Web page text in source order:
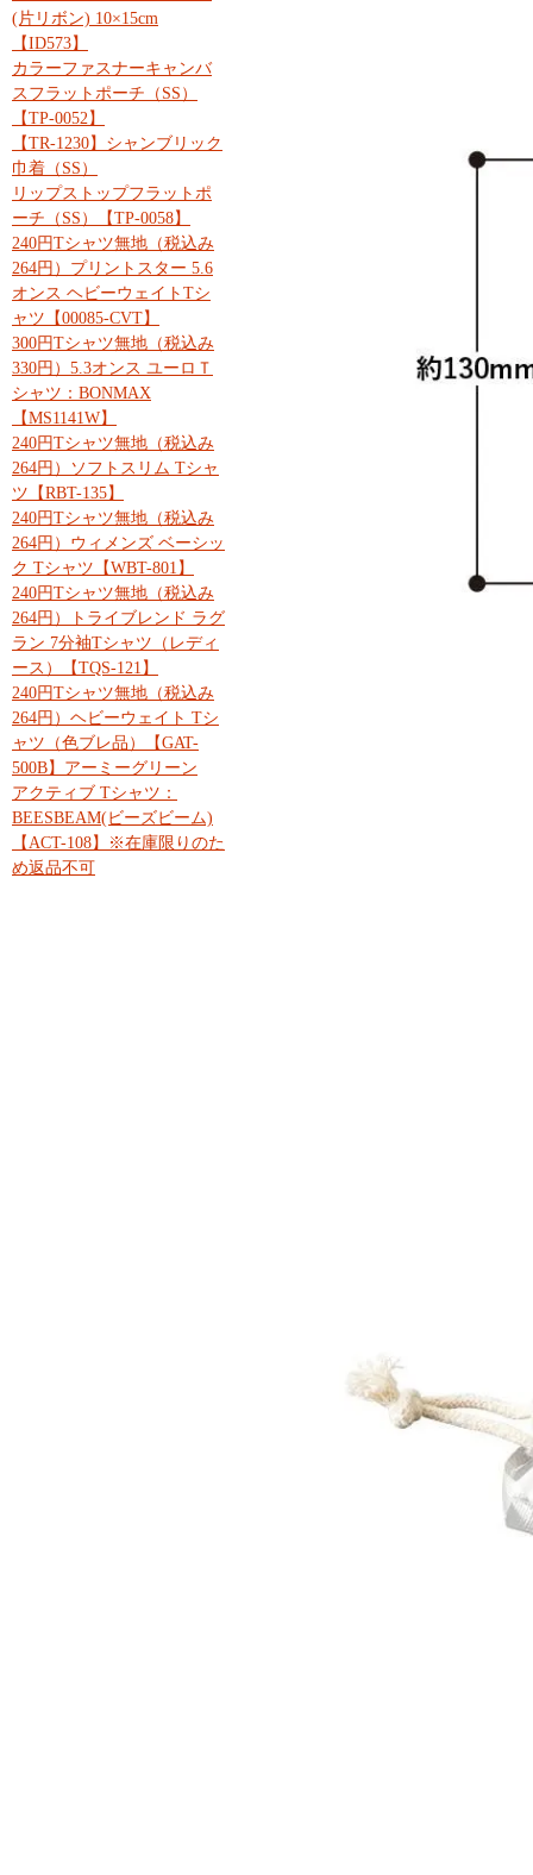
(片リボン) 10×15cm
【ID573】
カラーファスナーキャンバ
スフラットポーチ（SS）
【TP-0052】
【TR-1230】シャンブリック
巾着（SS）
リップストップフラットポ
ーチ（SS）【TP-0058】
240円Tシャツ無地（税込み
264円）プリントスター 5.6
オンス ヘビーウェイトTシ
ャツ【00085-CVT】
300円Tシャツ無地（税込み
330円）5.3オンス ユーロＴ
シャツ：BONMAX
【MS1141W】
240円Tシャツ無地（税込み
264円）ソフトスリム Tシャ
ツ【RBT-135】
240円Tシャツ無地（税込み
264円）ウィメンズ ベーシッ
ク Tシャツ【WBT-801】
240円Tシャツ無地（税込み
264円）トライブレンド ラグ
ラン 7分袖Tシャツ（レディ
ース）【TQS-121】
240円Tシャツ無地（税込み
264円）ヘビーウェイト Tシ
ャツ（色ブレ品）【GAT-
500B】アーミーグリーン
アクティブ Tシャツ：
BEESBEAM(ビーズビーム)
【ACT-108】※在庫限りのた
め返品不可